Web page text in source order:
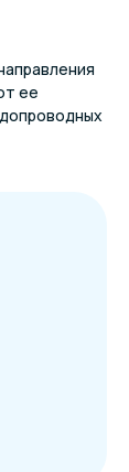
ее